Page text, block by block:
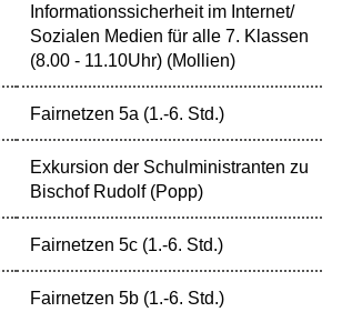
Informationssicherheit im Internet/
Sozialen Medien für alle 7. Klassen
(8.00 - 11.10Uhr) (Mollien)
Fairnetzen 5a (1.-6. Std.)
Exkursion der Schulministranten zu
Bischof Rudolf (Popp)
Fairnetzen 5c (1.-6. Std.)
Fairnetzen 5b (1.-6. Std.)